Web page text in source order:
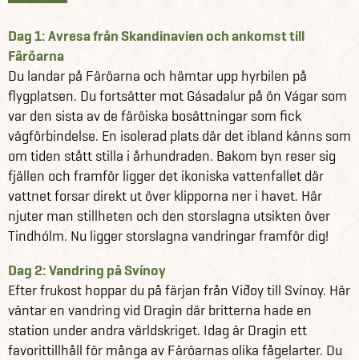
Dag 1: Avresa från Skandinavien och ankomst till
Färöarna
Du landar på Färöarna och hämtar upp hyrbilen på
flygplatsen. Du fortsätter mot Gásadalur på ön Vágar som
var den sista av de färöiska bosättningar som fick
vägförbindelse. En isolerad plats där det ibland känns som
om tiden stått stilla i århundraden. Bakom byn reser sig
fjällen och framför ligger det ikoniska vattenfallet där
vattnet forsar direkt ut över klipporna ner i havet. Här
njuter man stillheten och den storslagna utsikten över
Tindhólm. Nu ligger storslagna vandringar framför dig!
Dag 2: Vandring på Svínoy
Efter frukost hoppar du på färjan från Viðoy till Svínoy. Här
väntar en vandring vid Dragin där britterna hade en
station under andra världskriget. Idag är Dragin ett
favorittillhåll för många av Färöarnas olika fågelarter. Du